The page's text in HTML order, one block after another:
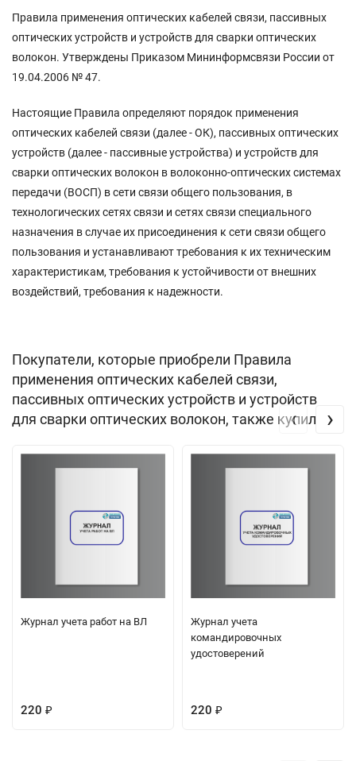
Правила применения оптических кабелей связи, пассивных
оптических устройств и устройств для сварки оптических
волокон. Утверждены Приказом Мининформсвязи России от
19.04.2006 № 47.
Настоящие Правила определяют порядок применения
оптических кабелей связи (далее - ОК), пассивных оптических
устройств (далее - пассивные устройства) и устройств для
сварки оптических волокон в волоконно-оптических системах
передачи (ВОСП) в сети связи общего пользования, в
технологических сетях связи и сетях связи специального
назначения в случае их присоединения к сети связи общего
пользования и устанавливают требования к их техническим
характеристикам, требования к устойчивости от внешних
воздействий, требования к надежности.
Покупатели, которые приобрели Правила
применения оптических кабелей связи,
пассивных оптических устройств и устройств
для сварки оптических волокон, также купили
Журнал учета работ на ВЛ
220 ₽
Журнал учета
командировочных
удостоверений
220 ₽
‹ ›